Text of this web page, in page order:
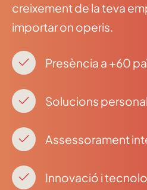
creixement de la teva
importar on operis.
Presència a +60
Solucions
Assessorament
Innovació i